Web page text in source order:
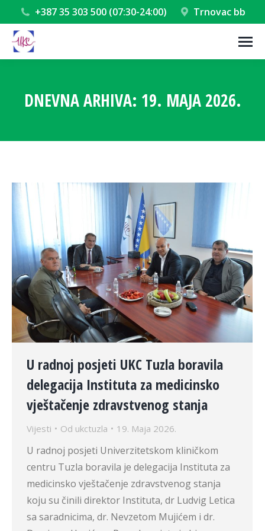
+387 35 303 500 (07:30-24:00) Trnovac bb
DNEVNA ARHIVA: 19. MAJA 2026.
U radnoj posjeti UKC Tuzla boravila
delegacija Instituta za medicinsko
vještačenje zdravstvenog stanja
Vijesti Od ukctuzla 19. Maja 2026.
U radnoj posjeti Univerzitetskom kliničkom
centru Tuzla boravila je delegacija Instituta za
medicinsko vještačenje zdravstvenog stanja
koju su činili direktor Instituta, dr Ludvig Letica
sa saradnicima, dr. Nevzetom Mujićem i dr.